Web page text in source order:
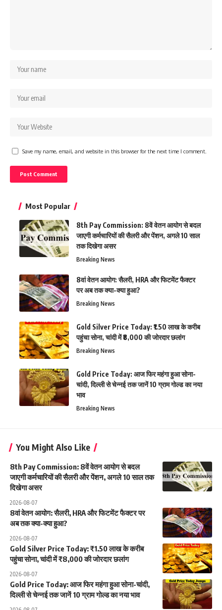
Save my name, email, and website in this browser for the next time I comment.
Most Popular
8th Pay Commission: 8वें वेतन आयोग से बदल
जाएगी कर्मचारियों की सैलरी और पेंशन, अगले 10 साल
तक दिखेगा असर
Breaking News
8वां वेतन आयोग: सैलरी, HRA और फिटमेंट फैक्टर
पर अब तक क्या-क्या हुआ?
Breaking News
Gold Silver Price Today: ₹1.50 लाख के करीब
पहुंचा सोना, चांदी में ₹8,000 की जोरदार छलांग
Breaking News
Gold Price Today: आज फिर महंगा हुआ सोना-
चांदी, दिल्ली से चेन्नई तक जानें 10 ग्राम गोल्ड का नया
भाव
Breaking News
You Might Also Like
8th Pay Commission: 8वें वेतन आयोग से बदल
जाएगी कर्मचारियों की सैलरी और पेंशन, अगले 10 साल तक
दिखेगा असर
2026-08-07
8वां वेतन आयोग: सैलरी, HRA और फिटमेंट फैक्टर पर
अब तक क्या-क्या हुआ?
2026-08-07
Gold Silver Price Today: ₹1.50 लाख के करीब
पहुंचा सोना, चांदी में ₹8,000 की जोरदार छलांग
2026-08-07
Gold Price Today: आज फिर महंगा हुआ सोना-चांदी,
दिल्ली से चेन्नई तक जानें 10 ग्राम गोल्ड का नया भाव